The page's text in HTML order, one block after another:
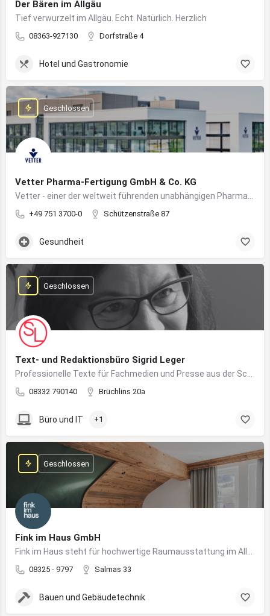
Der Bären im Allgäu
Tief verwurzelt im Allgäu. Echt. Natürlich. Herzlich
08363-927130 Dorfstraße 4
Hotel und Gastronomie
Vetter Pharma-Fertigung GmbH & Co. KG
+49 751 3700-0 Schützenstraße 87
Geschlossen
Gesundheit
Text- und Redaktionsbüro Sigrid Leger
08332 790140 Brüchlins 20a
Geschlossen
Büro und IT +1
Fink im Haus GmbH
08325 - 9797 Salmas 33
Geschlossen
Bauen und Gebäudetechnik